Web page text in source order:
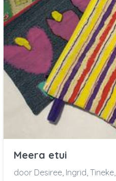
Meera etui
door Desiree, Ingrid, Tineke,